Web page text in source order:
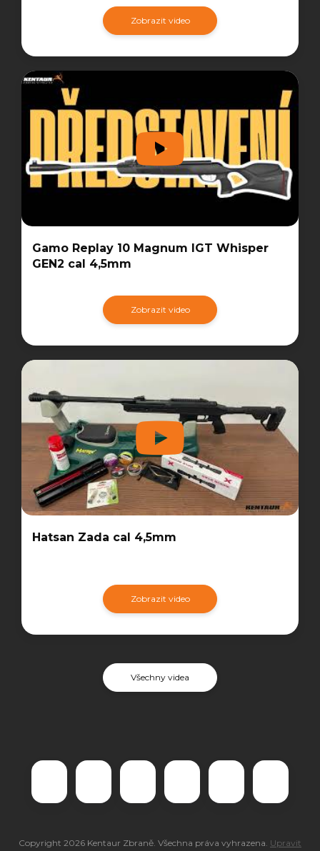
Zobrazit video
Gamo Replay 10 Magnum IGT Whisper
GEN2 cal 4,5mm
Zobrazit video
Hatsan Zada cal 4,5mm
Zobrazit video
Všechny videa
Copyright 2026 Kentaur Zbraně. Všechna práva vyhrazena. Upravit